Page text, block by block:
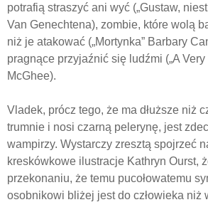
potrafią straszyć ani wyć („Gustaw,
Van Genechtena), zombie, które wolą
niż je atakować („Mortynka” Barbary
pragnące przyjaźnić się ludźmi („A
McGhee).
Vladek, prócz tego, że ma dłuższe niż
trumnie i nosi czarną pelerynę, jest
wampirzy. Wystarczy zresztą spojrzeć
kreskówkowe ilustracje Kathryn Ourst,
przekonaniu, że temu pucołowatemu
osobnikowi bliżej jest do człowieka niż